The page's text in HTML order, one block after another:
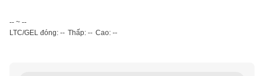
-- ~ --
LTC/GEL đóng: -- Thấp: -- Cao: --